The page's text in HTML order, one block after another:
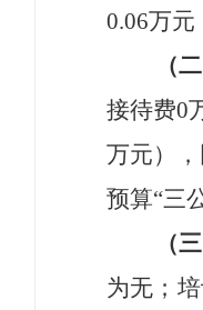
0.06万元
（二
接待费0
万元）
预算“三
（
为无 ；